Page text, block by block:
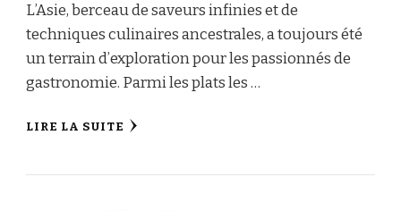
L’Asie, berceau de saveurs infinies et de
techniques culinaires ancestrales, a toujours été
un terrain d’exploration pour les passionnés de
gastronomie. Parmi les plats les …
LIRE LA SUITE